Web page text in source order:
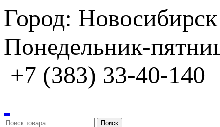
Город: Новосибирск
Понедельник-
+7 (383) 33-40-140
Поиск